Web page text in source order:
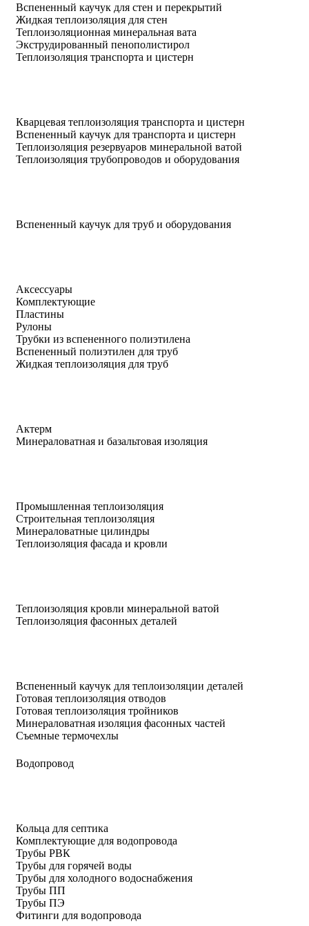
Вспененный каучук для стен и перекрытий
Жидкая теплоизоляция для стен
Теплоизоляционная минеральная вата
Экструдированный пенополистирол
Теплоизоляция транспорта и цистерн
Кварцевая теплоизоляция транспорта и цистерн
Вспененный каучук для транспорта и цистерн
Теплоизоляция резервуаров минеральной ватой
Теплоизоляция трубопроводов и оборудования
Вспененный каучук для труб и оборудования
Аксессуары
Комплектующие
Пластины
Рулоны
Трубки из вспененного полиэтилена
Вспененный полиэтилен для труб
Жидкая теплоизоляция для труб
Актерм
Минераловатная и базальтовая изоляция
Промышленная теплоизоляция
Строительная теплоизоляция
Минераловатные цилиндры
Теплоизоляция фасада и кровли
Теплоизоляция кровли минеральной ватой
Теплоизоляция фасонных деталей
Вспененный каучук для теплоизоляции деталей
Готовая теплоизоляция отводов
Готовая теплоизоляция тройников
Минераловатная изоляция фасонных частей
Съемные термочехлы
Водопровод
Кольца для септика
Комплектующие для водопровода
Трубы РВК
Трубы для горячей воды
Трубы для холодного водоснабжения
Трубы ПП
Трубы ПЭ
Фитинги для водопровода